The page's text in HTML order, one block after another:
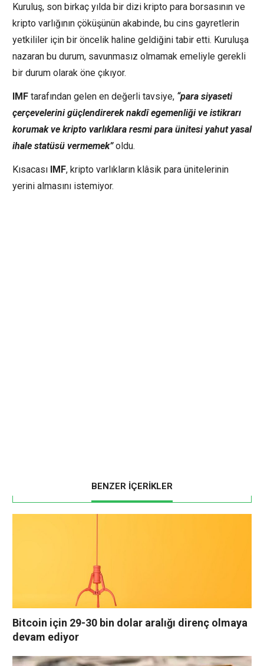
Kuruluş, son birkaç yılda bir dizi kripto para borsasının ve
kripto varlığının çöküşünün akabinde, bu cins gayretlerin
yetkililer için bir öncelik haline geldiğini tabir etti. Kuruluşa
nazaran bu durum, savunmasız olmamak emeliyle gerekli
bir durum olarak öne çıkıyor.
IMF tarafından gelen en değerli tavsiye, “para siyaseti
çerçevelerini güçlendirerek nakdî egemenliği ve istikrarı
korumak ve kripto varlıklara resmi para ünitesi yahut yasal
ihale statüsü vermemek”oldu.
Kısacası IMF, kripto varlıkların klâsik para ünitelerinin
yerini almasını istemiyor.
BENZER İÇERİKLER
Bitcoin için 29-30 bin dolar aralığı direnç olmaya
devam ediyor